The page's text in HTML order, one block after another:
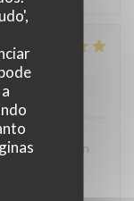
la présentation
soirée en